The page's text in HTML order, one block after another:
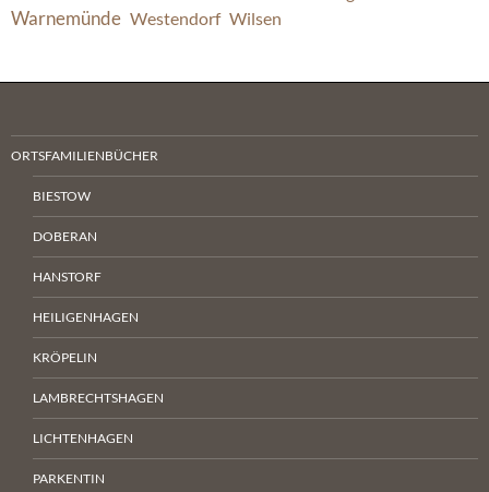
Warnemünde Westendorf Wilsen
ORTSFAMILIENBÜCHER
BIESTOW
DOBERAN
HANSTORF
HEILIGENHAGEN
KRÖPELIN
LAMBRECHTSHAGEN
LICHTENHAGEN
PARKENTIN